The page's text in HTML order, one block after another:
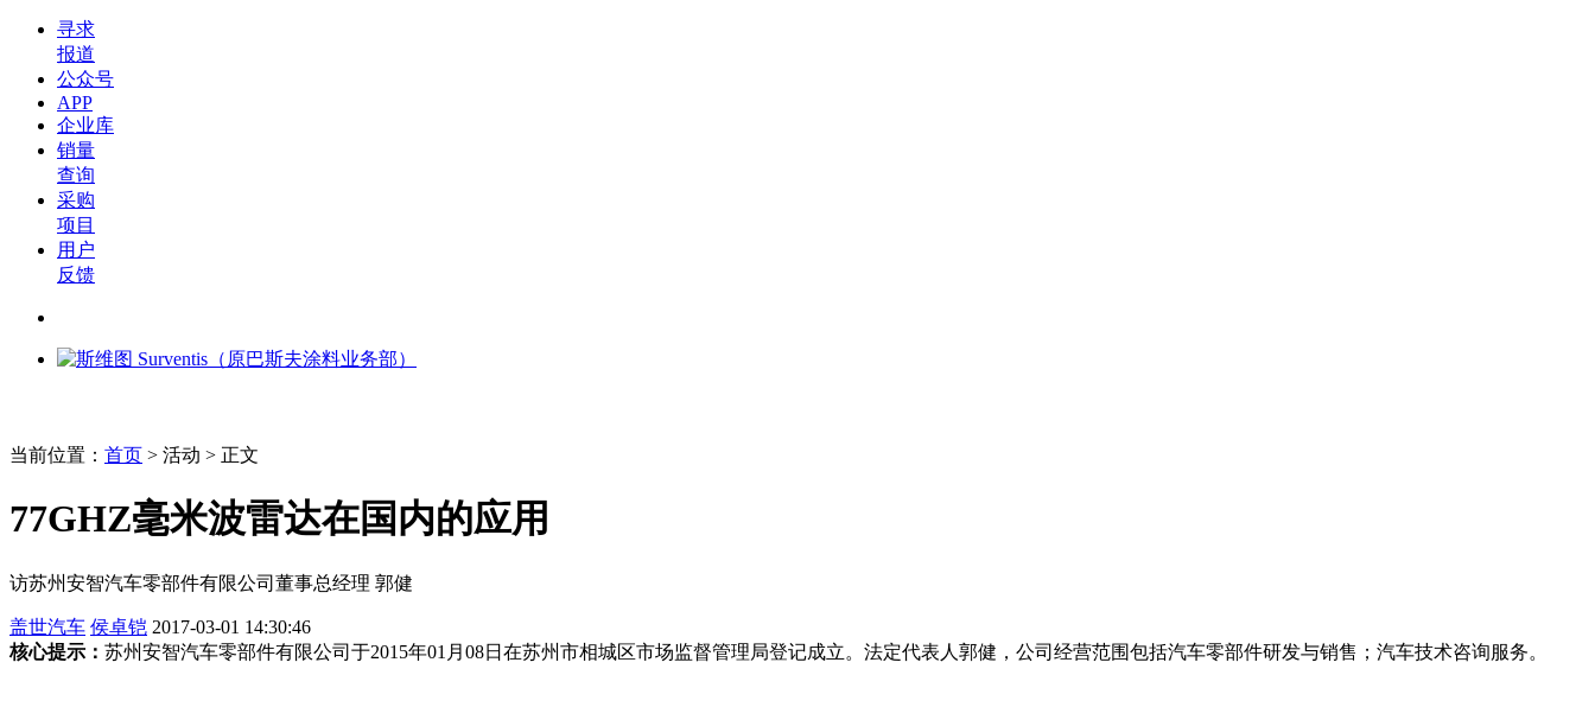
寻求
报道
公众号
APP
企业库
销量
查询
采购
项目
用户
反馈
当前位置： 首页 > 活动 > 正文
77GHZ毫米波雷达在国内的应用
访苏州安智汽车零部件有限公司董事总经理 郭健
盖世汽车 侯卓铠 2017-03-01 14:30:46
核心提示： 苏州安智汽车零部件有限公司于2015年01月08日在苏州市相城区市场监督管理局登记成立。法定代表人郭健，公司经营范围包括汽车零部件研发与销售；汽车技术咨询服务。